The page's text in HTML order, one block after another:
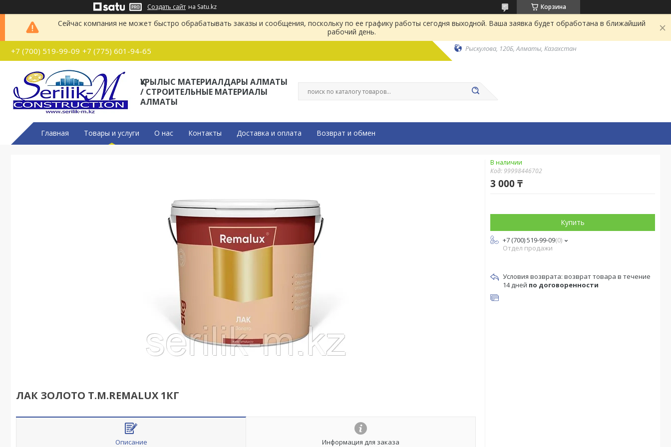
Создать сайт на Satu.kz Корзина
Сейчас компания не может быстро обрабатывать заказы и сообщения, поскольку по ее графику работы сегодня выходной. Ваша заявка будет обработана в ближайший
рабочий день.
+7 (700) 519-99-09 +7 (775) 601-94-65 Рыскулова, 120Б, Алматы, Казахстан
ҚҰРЫЛЫС МАТЕРИАЛДАРЫ АЛМАТЫ
/ СТРОИТЕЛЬНЫЕ МАТЕРИАЛЫ
АЛМАТЫ
Главная Товары и услуги О нас Контакты Доставка и оплата Возврат и обмен
ЛАК ЗОЛОТО Т.М.REMALUX 1КГ
Описание Информация для заказа
В наличии
Код:99998446702
3 000 ₸
Купить
+7 (700) 519-99-09 0
Отдел продажи
возврат товара в течение
14 дней по договоренности